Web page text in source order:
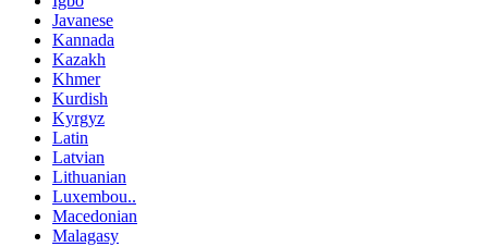
Javanese
Kannada
Kazakh
Khmer
Kurdish
Kyrgyz
Latin
Latvian
Lithuanian
Luxembou..
Macedonian
Malagasy